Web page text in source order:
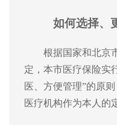
如何选择、
根据国家和北京
定，本市医疗保险实
医、方便管理”的原
医疗机构作为本人的